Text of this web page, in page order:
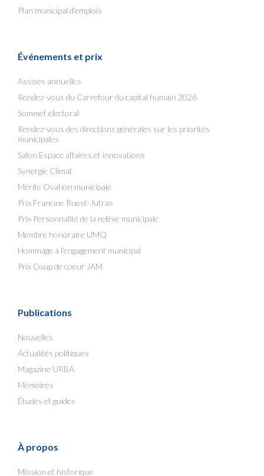
Plan municipal d’emplois
Événements et prix
Assises annuelles
Rendez-vous du Carrefour du capital humain 2026
Sommet électoral
Rendez-vous des directions générales sur les priorités
municipales
Salon Espace affaires et innovations
Synergie Climat
Mérite Ovation municipale
Prix Francine Ruest-Jutras
Prix Personnalité de la relève municipale
Membre honoraire UMQ
Hommage à l’engagement municipal
Prix Coup de coeur JAM
Publications
Nouvelles
Actualités politiques
Magazine URBA
Mémoires
Études et guides
À propos
Mission et historique